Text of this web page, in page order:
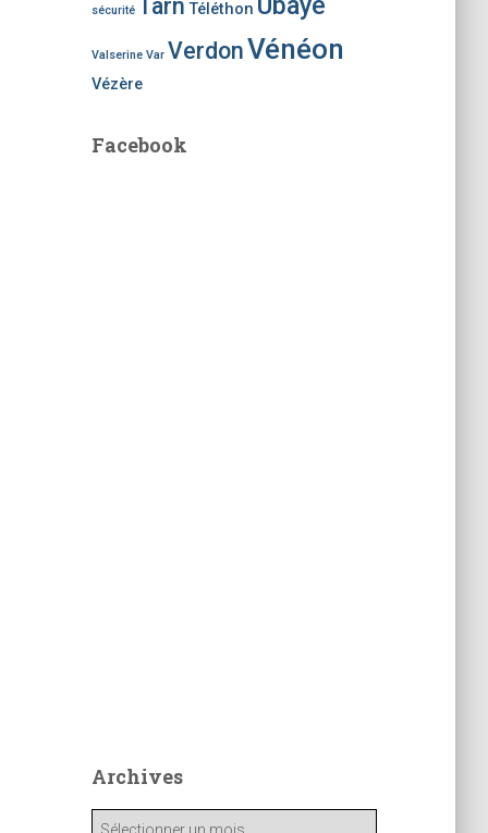
sécurité Tarn Téléthon
Valserine Var VerdonVénéon
Vézère
Facebook
Archives